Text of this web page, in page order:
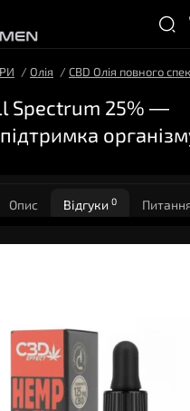
Олія CBD Олія повного
Spectrum 25% —
Опис Відгуки 0